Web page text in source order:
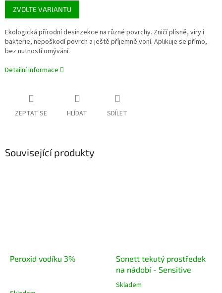
ZVOLTE VARIANTU
Ekologická přírodní desinzekce na různé povrchy. Zničí plísně, viry i
bakterie, nepoškodí povrch a ještě příjemně voní. Aplikuje se přímo,
bez nutnosti omývání.
Detailní informace
ZEPTAT SE HLÍDAT SDÍLET
Související produkty
Peroxid vodíku 3%
Sonett tekutý prostředek
na nádobí - Sensitive
Průměrné
Skladem